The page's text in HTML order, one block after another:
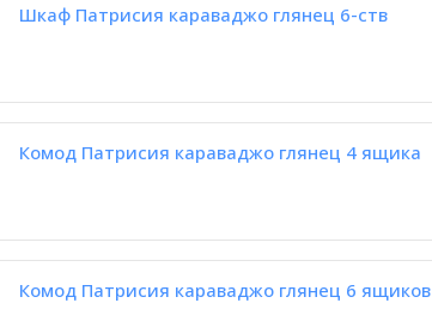
Шкаф Патрисия караваджо глянец 6-ств
Комод Патрисия караваджо глянец 4 ящика
Комод Патрисия караваджо глянец 6 ящиков